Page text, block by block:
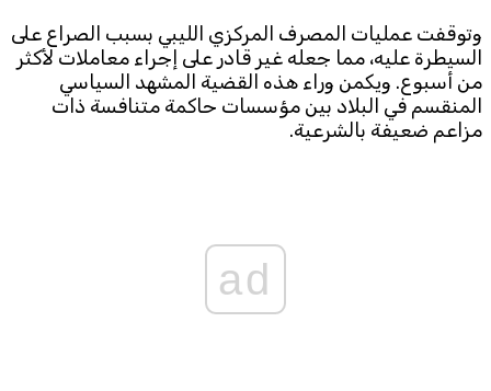
وتوقفت عمليات المصرف المركزي الليبي بسبب الصراع على
السيطرة عليه، مما جعله غير قادر على إجراء معاملات لأكثر
من أسبوع. ويكمن وراء هذه القضية المشهد السياسي
المنقسم في البلاد بين مؤسسات حاكمة متنافسة ذات
مزاعم ضعيفة بالشرعية.
ad